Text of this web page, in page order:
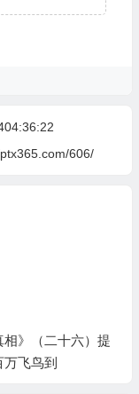
606/
相》（二十六）提
飞鸟到